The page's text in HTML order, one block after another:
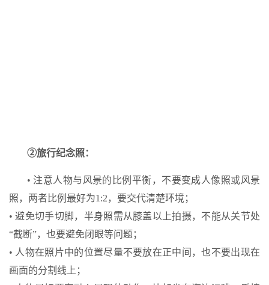
②旅行纪念照：
• 注意人物与风景的比例平衡，不要变成人像照或风景
照，两者比例最好为1:2，要交代清楚环境；
• 避免切手切脚，半身照需从膝盖以上拍摄，不能从关节处
“截断”，也要避免闭眼等问题；
• 人物在照片中的位置尽量不要放在正中间，也不要出现在
画面的分割线上；